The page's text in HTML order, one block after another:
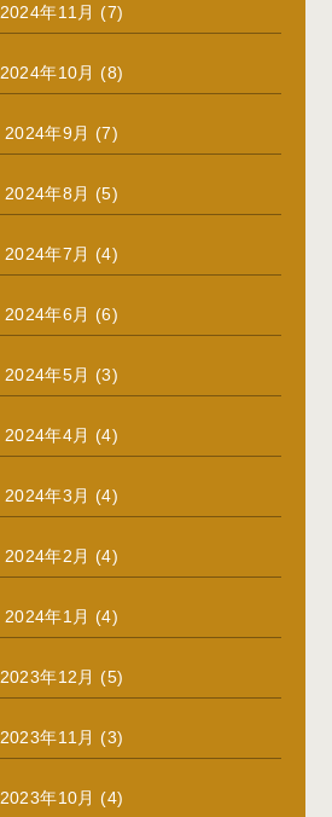
2024年11月 (7)
2024年10月 (8)
2024年9月 (7)
2024年8月 (5)
2024年7月 (4)
2024年6月 (6)
2024年5月 (3)
2024年4月 (4)
2024年3月 (4)
2024年2月 (4)
2024年1月 (4)
2023年12月 (5)
2023年11月 (3)
2023年10月 (4)